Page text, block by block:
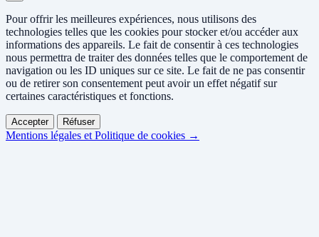
Pour offrir les meilleures expériences, nous utilisons des
technologies telles que les cookies pour stocker et/ou accéder aux
informations des appareils. Le fait de consentir à ces technologies
nous permettra de traiter des données telles que le comportement de
navigation ou les ID uniques sur ce site. Le fait de ne pas consentir
ou de retirer son consentement peut avoir un effet négatif sur
certaines caractéristiques et fonctions.
Accepter Réfuser
Mentions légales et Politique de cookies →